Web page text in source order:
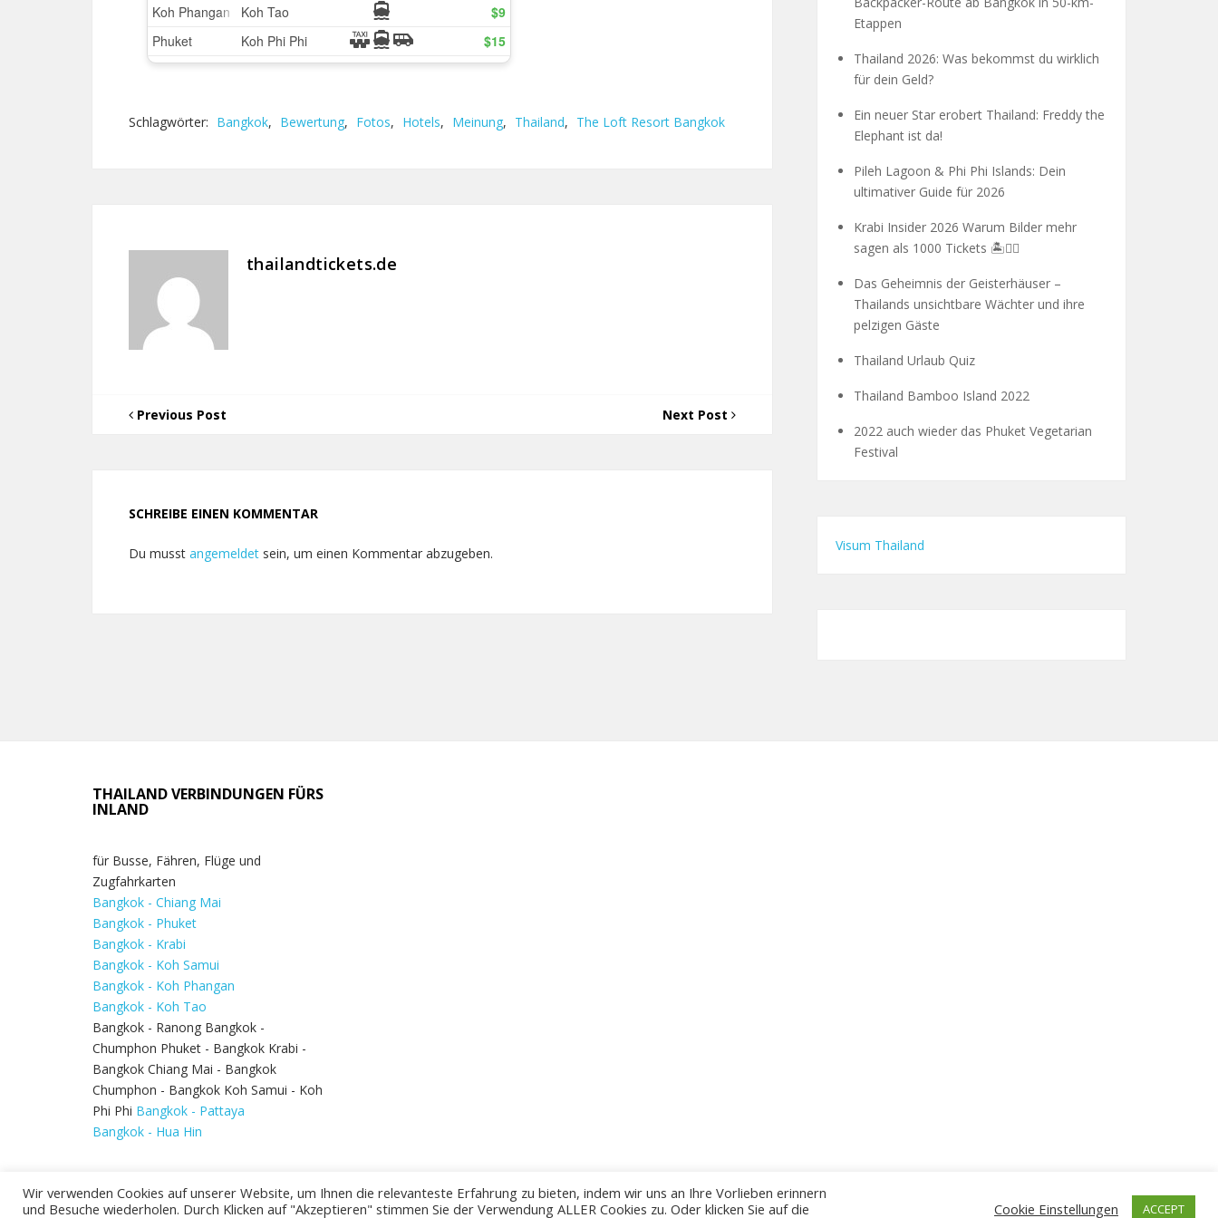
Schlagwörter: Bangkok, Bewertung, Fotos, Hotels, Meinung, Thailand, The Loft Resort Bangkok
thailandtickets.de
Previous Post Next Post
SCHREIBE EINEN KOMMENTAR
Du musst angemeldet sein, um einen Kommentar abzugeben.
Etappen
Thailand 2026: Was bekommst du wirklich
für dein Geld?
Ein neuer Star erobert Thailand: Freddy the
Elephant ist da!
Pileh Lagoon & Phi Phi Islands: Dein
ultimativer Guide für 2026
Krabi Insider 2026 Warum Bilder mehr
sagen als 1000 Tickets 🏝️🧗‍♂️
Das Geheimnis der Geisterhäuser –
Thailands unsichtbare Wächter und ihre
pelzigen Gäste
Thailand Urlaub Quiz
Thailand Bamboo Island 2022
2022 auch wieder das Phuket Vegetarian
Festival
Visum Thailand
THAILAND VERBINDUNGEN FÜRS
INLAND
für Busse, Fähren, Flüge und
Zugfahrkarten
Bangkok - Chiang Mai
Bangkok - Phuket
Bangkok - Krabi
Bangkok - Koh Samui
Bangkok - Koh Phangan
Bangkok - Koh Tao
Bangkok - Ranong Bangkok -
Chumphon Phuket - Bangkok Krabi -
Bangkok Chiang Mai - Bangkok
Chumphon - Bangkok Koh Samui - Koh
Phi Phi Bangkok - Pattaya
Bangkok - Hua Hin
Wir verwenden Cookies auf unserer Website, um Ihnen die relevanteste Erfahrung zu bieten, indem wir uns an Ihre Vorlieben erinnern
und Besuche wiederholen. Durch Klicken auf "Akzeptieren" stimmen Sie der Verwendung ALLER Cookies zu. Oder klicken Sie auf die
Cookie Einstellungen ACCEPT